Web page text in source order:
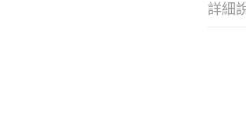
詳細